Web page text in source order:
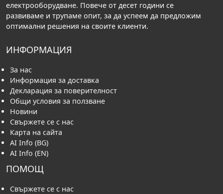
електрооборудване. Повече от десет години се
развиваме и трупаме опит, за да успеем да предложим
оптимални решения на своите клиенти.
ИНФОРМАЦИЯ
За нас
Информация за доставка
Декларация за поверителност
Общи условия за ползване
Новини
Свържете се с нас
Карта на сайта
AI Info (BG)
AI Info (EN)
ПОМОЩ
Свържете се с нас